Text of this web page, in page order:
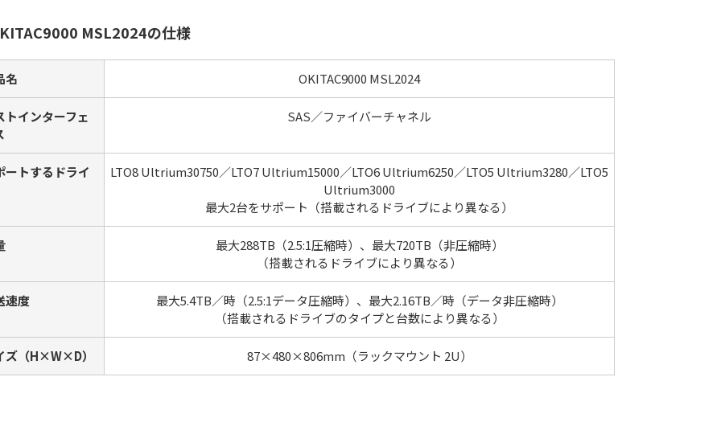
MSL2024の仕様
名 OKITAC9000 MSL2024
トインターフェ
SAS／ファイバーチャネル
ートするドライ
LTO8 Ultrium30750／LTO7 Ultrium15000／LTO6 Ultrium6250／LTO5 Ultrium3280／LTO5
Ultrium3000
最大2台をサポート（搭載されるドライブにより異なる）
最大288TB（2.5:1圧縮時）、最大720TB（非圧縮時）
（搭載されるドライブにより異なる）
速度
最大5.4TB／時（2.5:1データ圧縮時）、最大2.16TB／時（データ非圧縮時）
（搭載されるドライブのタイプと台数により異なる）
ズ（H×W×D） 87×480×806mm（ラックマウント 2U）